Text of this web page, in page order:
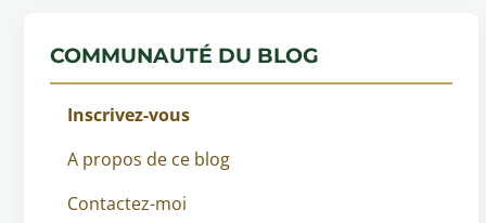
COMMUNAUTÉ DU BLOG
Inscrivez-vous
A propos de ce blog
Contactez-moi